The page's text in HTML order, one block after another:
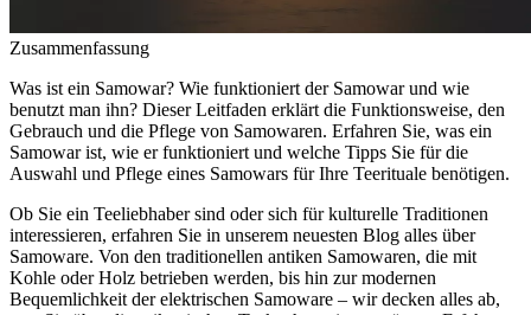
Zusammenfassung
Was ist ein Samowar? Wie funktioniert der Samowar und wie
benutzt man ihn? Dieser Leitfaden erklärt die Funktionsweise, den
Gebrauch und die Pflege von Samowaren. Erfahren Sie, was ein
Samowar ist, wie er funktioniert und welche Tipps Sie für die
Auswahl und Pflege eines Samowars für Ihre Teerituale benötigen.
Ob Sie ein Teeliebhaber sind oder sich für kulturelle Traditionen
interessieren, erfahren Sie in unserem neuesten Blog alles über
Samoware. Von den traditionellen antiken Samowaren, die mit
Kohle oder Holz betrieben werden, bis hin zur modernen
Bequemlichkeit der elektrischen Samoware – wir decken alles ab,